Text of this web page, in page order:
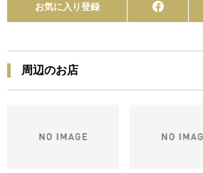
お気に入り登録
周辺のお店